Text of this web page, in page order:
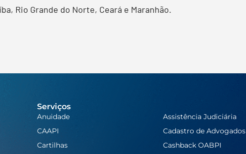
Rio Grande do Norte, Ceará e Maranhão.
Serviços
Anuidade
Assistência Judiciária
CAAPI
Cadastro de Advogados
Cartilhas
Cashback OABPI